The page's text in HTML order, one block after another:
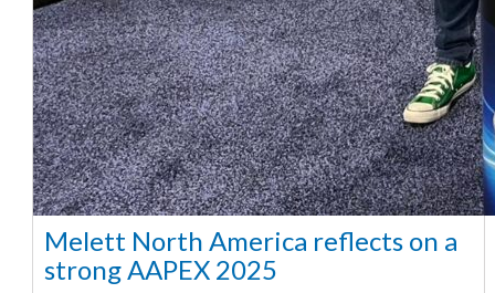
Melett North America reflects on a
strong AAPEX 2025